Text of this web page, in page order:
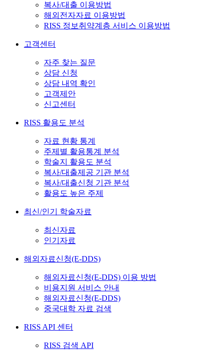
복사/대출 이용방법
해외전자자료 이용방법
RISS 정보취약계층 서비스 이용방법
고객센터
자주 찾는 질문
상담 신청
상담 내역 확인
고객제안
신고센터
RISS 활용도 분석
자료 현황 통계
주제별 활용통계 분석
학술지 활용도 분석
복사/대출제공 기관 분석
복사/대출신청 기관 분석
활용도 높은 주제
최신/인기 학술자료
최신자료
인기자료
해외자료신청(E-DDS)
해외자료신청(E-DDS) 이용 방법
비용지원 서비스 안내
해외자료신청(E-DDS)
중국대학 자료 검색
RISS API 센터
RISS 검색 API